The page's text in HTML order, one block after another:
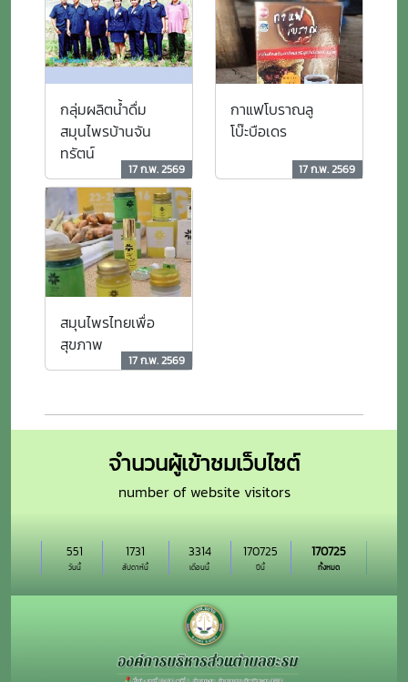
กลุ่มผลิตน้ำดื่ม
สมุนไพรบ้านจัน
ทรัตน์
17 ก.พ. 2569
กาแฟโบราณลู
โบ๊ะบือเดร
17 ก.พ. 2569
สมุนไพรไทยเพื่อ
สุขภาพ
17 ก.พ. 2569
จำนวนผู้เข้าชมเว็บไซต์
number of website visitors
วันนี้
551
สัปดาห์นี้
1731
เดือนนี้
3314
ปีนี้
170725
ทั้งหมด
170725